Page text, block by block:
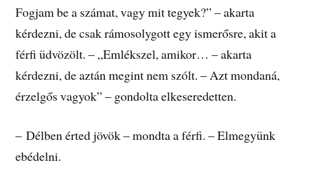
Fogjam be a számat, vagy mit tegyek?” – akarta
kérdezni, de csak rámosolygott egy ismerősre, akit a
férfi üdvözölt. – „Emlékszel, amikor… – akarta
kérdezni, de aztán megint nem szólt. – Azt mondaná,
érzelgős vagyok” – gondolta elkeseredetten.
– Délben érted jövök – mondta a férfi. – Elmegyünk
ebédelni.